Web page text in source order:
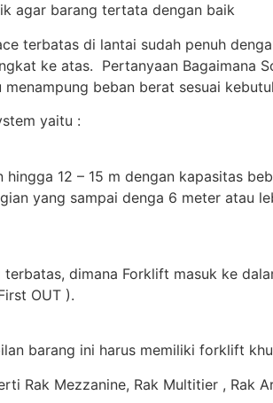
agar barang tertata dengan baik
terbatas di lantai sudah penuh
ke atas. Pertanyaan Bagaimana
beban berat sesuai
yaitu :
12 – 15 m dengan kapasitas
yang sampai denga 6 meter atau
dimana Forklift masuk ke
OUT ).
barang ini harus memiliki forklift
Rak Mezzanine, Rak Multitier , Rak